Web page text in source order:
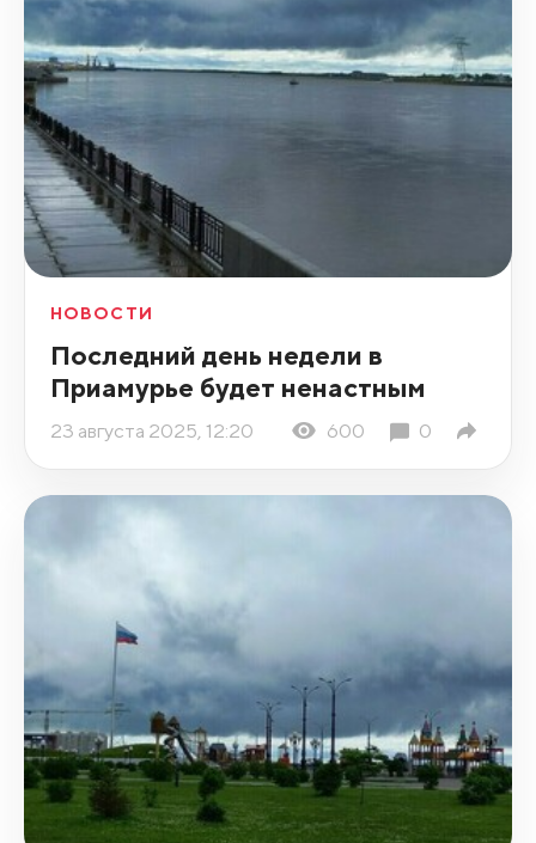
НОВОСТИ
Последний день недели в
Приамурье будет ненастным
23 августа 2025, 12:20 600 0